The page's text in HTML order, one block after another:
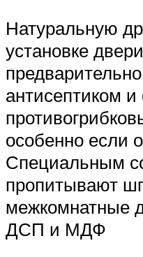
Натуральную
установке
антисептиком
особенно если
Специальным
пропитывают
межкомнатные
ДСП и МДФ